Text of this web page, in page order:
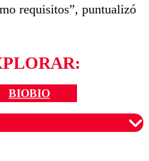
requisitos”, puntualizó
BIOBIO